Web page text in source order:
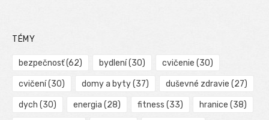
TÉMY
bezpečnosť(62) bydlení(30) cvičenie (30)
cvičení(30) domy a byty(37) duševné zdravie (27)
dych (30) energia (28) fitness (33) hranice (38)